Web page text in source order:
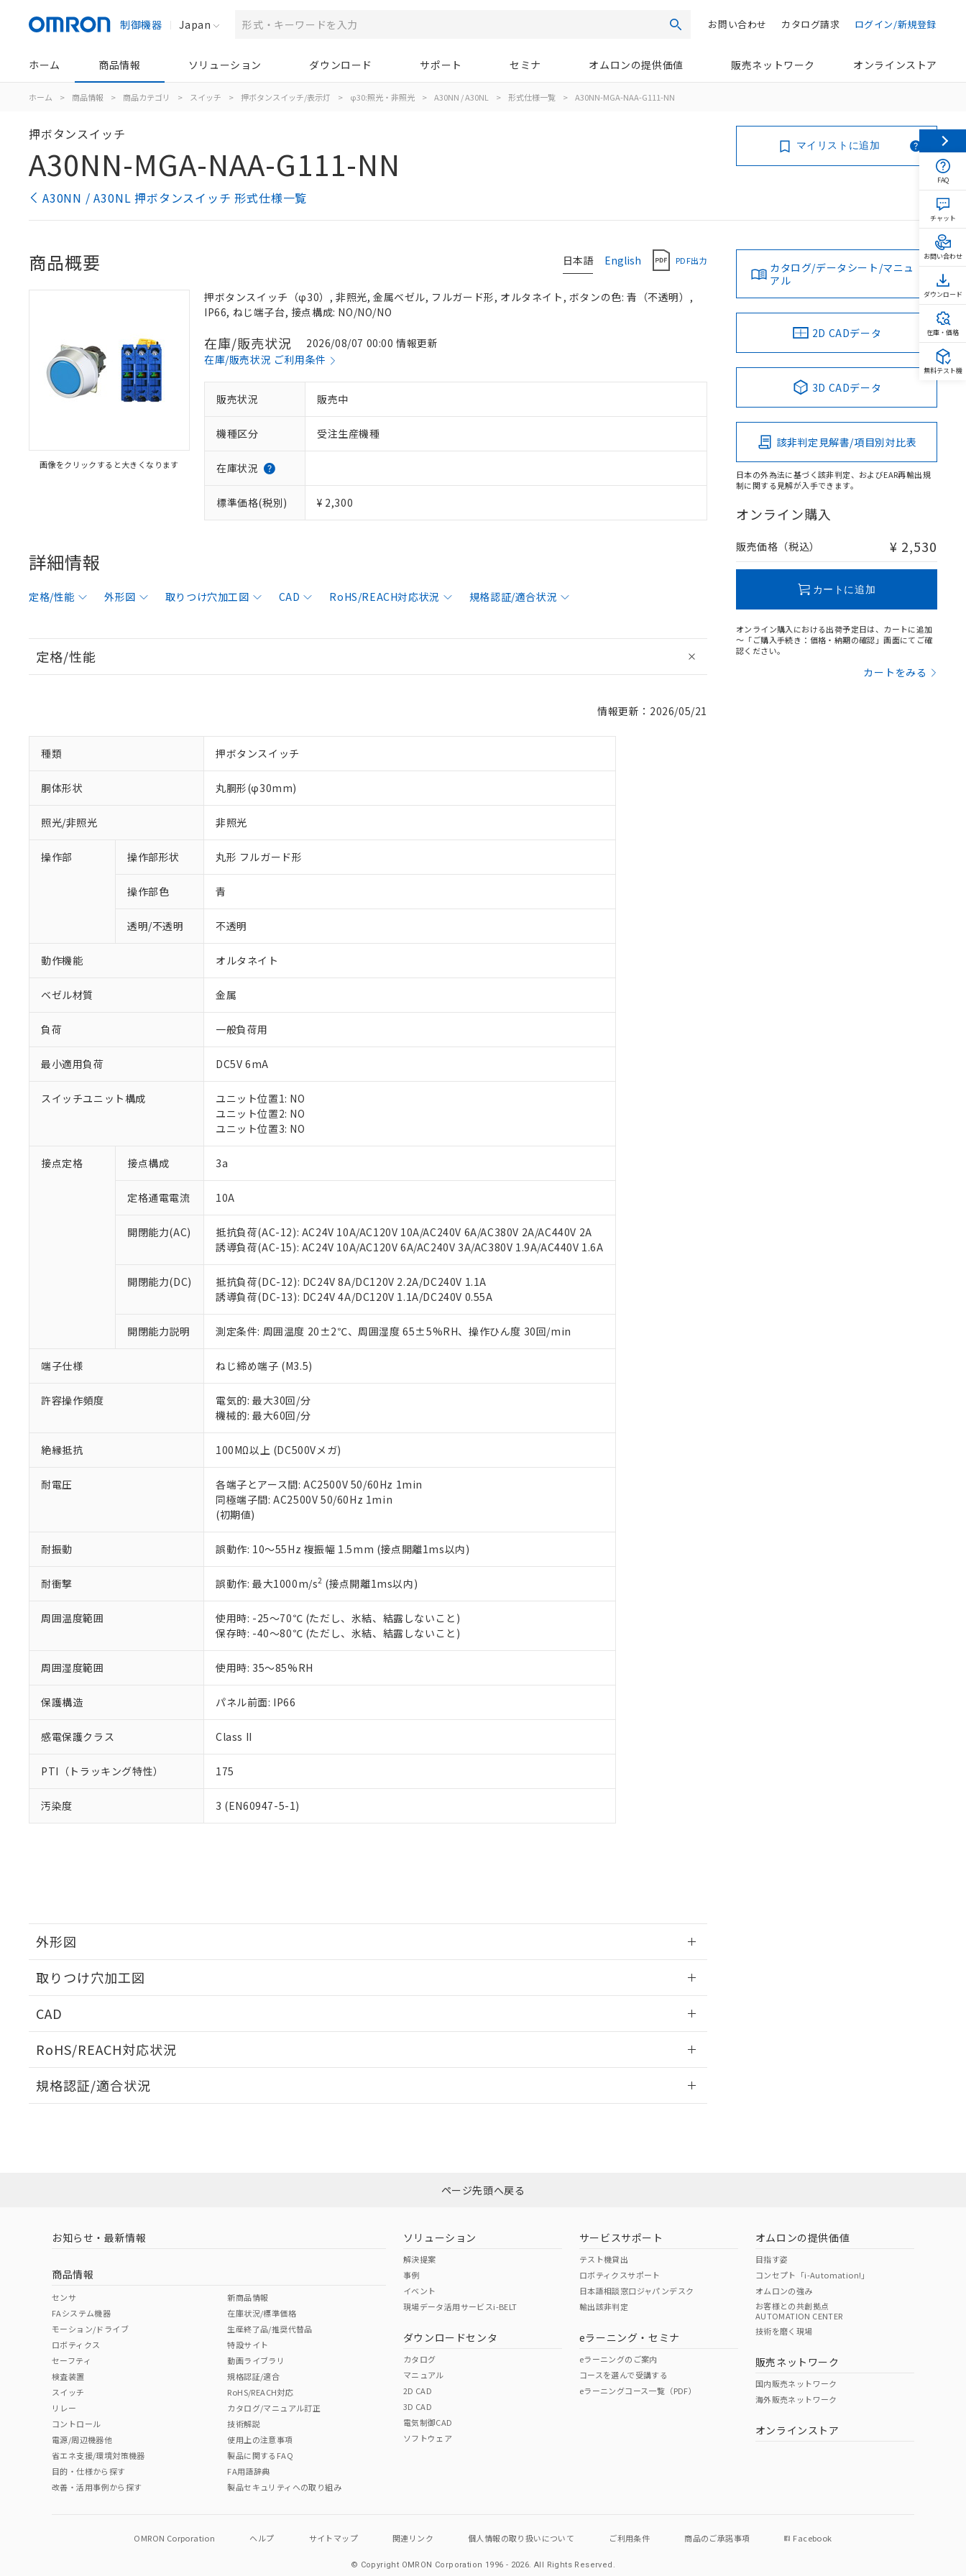
制御機器 Japan 検索 ログイン/新規登録
カタログ請求
お問い合わせ
ホーム 商品情報 ソリューション ダウンロード サポート セミナ オムロンの提供価値 販売ネットワーク オンラインストア
ホーム > 商品情報 > 商品カテゴリ > スイッチ > 押ボタンスイッチ/表示灯 > φ30:照光・非照光 > A30NN / A30NL > 形式仕様一覧 > A30NN-MGA-NAA-G111-NN
押ボタンスイッチ
A30NN-MGA-NAA-G111-NN
A30NN / A30NL 押ボタンスイッチ 形式仕様一覧
マイリストに追加
日本語 English PDF出力
商品概要
画像をクリックすると大きくなります
押ボタンスイッチ（φ30）, 非照光, 金属ベゼル, フルガード形, オルタネイト, ボタンの色: 青（不透明）,
IP66, ねじ端子台, 接点構成: NO/NO/NO
在庫/販売状況
2026/08/07 00:00 情報更新
在庫/販売状況 ご利用条件
販売状況 販売中
機種区分 受注生産機種
在庫状況
標準価格(税別) ¥ 2,300
詳細情報
定格/性能 外形図 取りつけ穴加工図 CAD RoHS/REACH対応状況 規格認証/適合状況
定格/性能
情報更新：2026/05/21
種類 押ボタンスイッチ
胴体形状 丸胴形(φ30mm)
照光/非照光 非照光
操作部 操作部形状 丸形 フルガード形
操作部色 青
透明/不透明 不透明
動作機能 オルタネイト
ベゼル材質 金属
負荷 一般負荷用
最小適用負荷 DC5V 6mA
スイッチユニット構成
ユニット位置1: NO
ユニット位置2: NO
ユニット位置3: NO
接点定格 接点構成 3a
定格通電電流 10A
開閉能力(AC)
抵抗負荷(AC-12): AC24V 10A/AC120V 10A/AC240V 6A/AC380V 2A/AC440V 2A
誘導負荷(AC-15): AC24V 10A/AC120V 6A/AC240V 3A/AC380V 1.9A/AC440V 1.6A
開閉能力(DC)
抵抗負荷(DC-12): DC24V 8A/DC120V 2.2A/DC240V 1.1A
誘導負荷(DC-13): DC24V 4A/DC120V 1.1A/DC240V 0.55A
開閉能力説明 測定条件: 周囲温度 20±2℃、周囲湿度 65±5%RH、操作ひん度 30回/min
端子仕様 ねじ締め端子 (M3.5)
許容操作頻度
電気的: 最大30回/分
機械的: 最大60回/分
絶縁抵抗 100MΩ以上 (DC500Vメガ)
耐電圧
各端子とアース間: AC2500V 50/60Hz 1min
同極端子間: AC2500V 50/60Hz 1min
(初期値)
耐振動 誤動作: 10～55Hz 複振幅 1.5mm (接点開離1ms以内)
耐衝撃 誤動作: 最大1000m/s2 (接点開離1ms以内)
周囲温度範囲
使用時: -25～70℃ (ただし、氷結、結露しないこと)
保存時: -40～80℃ (ただし、氷結、結露しないこと)
周囲湿度範囲 使用時: 35～85%RH
保護構造 パネル前面: IP66
感電保護クラス Class II
PTI（トラッキング特性） 175
汚染度 3 (EN60947-5-1)
外形図
取りつけ穴加工図
CAD
RoHS/REACH対応状況
EU RoHS 注意事項・凡例
ダウンロードはこちら
中国 RoHS 注意事項・凡例
中国 RoHS表
Pb Hg Cr(VI)
O O
"対応済み"や非含有の記載がされた商品であっても、流通在庫等で未対応品が混在する可能性があります。
非含有品が必要な際は、弊社営業部門もしくは販売店へお問い合わせください。
規格認証/適合状況
カタログ/データシート/マニュ
アル
2D CADデータ
3D CADデータ
該非判定見解書/項目別対比表
日本の外為法に基づく該非判定、およびEAR再輸出規
制に関する見解が入手できます。
オンライン購入
販売価格（税込） ¥ 2,530
カートに追加
オンライン購入における出荷予定日は、カートに追加
～「ご購入手続き：価格・納期の確認」画面にてご確
認ください。
カートをみる
以下の条件をお読みいただき、同意のうえご利用ください。
本サービスは、当社制御機器事業取扱商品の当社在庫状況および標準価格(税抜)を提供させていただ
くものです。
当社制御機器事業取扱商品の中には、本サービスの対象外となる商品もあることをご了承ください。
のであり、閲覧された時点での実際の在庫および標準価格とは異なる場合があることをご了承くださ
い。
正式な納期状況および標準価格はお客様のお取引先、またはお客様担当のオムロン制御機器販売店・
当社販売員にご相談ください。
オムロン制御機器販売店や当社販売拠点は「販売ネットワーク
」をご確認ください。
在庫状況および標準価格結果を当社の事前の承諾なく第三者に漏洩または開示しないようお願いしま
マイパーツ機能（部品リスト作成サービス）をご利用いただくには、I-Webメンバーズにご登録され
ている必要があります。
お客様が当ウェブサイト上で当社にご登録された部品リストについて、当社および当社の共同利用者
さい。
※当社の共同利用者とは、"個人情報の共同利用に関して"
の「1.共同利用者の範囲」に記載されて
いる法人を指します。
※1 対応状況
対応済み：EU RoHS指令（10物質）の非含有に対応した製品が提供可能な商品です。
対応予定：EU RoHS指令（10物質）の非含有に対応した製品に切り替える予定のある商品です。
対応予定なし：EU RoHS指令（10物質）の非含有に非対応の商品で、対応品を出す予定はありません。
仕入先様の事情により、非含有部品としていたものが、含有品と判明した場合などやむを得ず変更すること
があります。
*EU RoHS指令（10物質）：
鉛(Pb) 1000ppm以下、 水銀(Hg) 1000ppm以下、 カドミウム(Cd) 100ppm以下、
六価クロム(Cr(Ⅵ)) 1000ppm以下、ポリ臭化ビフェニル類(PBB) 1000ppm以下、ポリ臭化ジフェニルエーテル類(PBDE) 1000ppm以下、
但し、RoHS指令で産業用監視および制御機器に対する適用除外項目は除く。
フタル酸エステル類の４物質については閾値を超える意図的な使用がないことを確認しています。
※2 対応予定月
部品在庫の切り替え状況などにより、予定月が前後することがあります。
※3 非含有証明書ダウンロード
下記の非含有証明書をダウンロードすることができます。
EU RoHS指令（10物質）の非含有証明書
51物質の非含有証明書（当社基準）
※本証明書は発行日時点で非含有を証明するもので、過去に遡って非含有を証明するものではありません。
また、RoHS指令のフタル酸エステル類４物質の対応では、対応完了までの期間は出荷製品に未対応品が
混在することから備考欄に対応日を記載しておりました。
り割愛しております。
※1 中国RoHS○×表
「－」：未確認です。当社販売部門へお問い合わせください。
*中国RoHS10物質の基準値 (GB/T26572)：
Pb(鉛) :1000ppm、 Hg(水銀) : 1000ppm、 Cd(カドミウム) : 100ppm、
Cr(Ⅵ)(六価クロム) : 1000ppm、 PBBs(ポリ臭化ビフェニル類) : 1000ppm、 PBDEs(ポリ臭化ジフェニルエーテル類) : 1000ppm、
DBP(フタル酸ジブチル) : 1000ppm、 DIBP(フタル酸ジイソブチル) : 1000ppm、 BBP(フタル酸ブチルベンジル) : 1000ppm、
DEHP(フタル酸ビス(2-エチルヘキシル)) : 1000ppm
※2 環境保護使用期限
「ｅ」：有害物質（10物質）のすべてが基準値以下であることを示します。
「10」：通常の使用状況下において有害物質が外部に漏えいし、環境に深刻な影響を及ぼさない年数を意
味します。
当社は、これら貴社製品のうち、外国為替および外国貿易法に定める商品（以下｢規制貨物等」とい
う）を輸出または国外への提供する場合は、日本国政府の輸出許可(または役務取引許可)を取得する
当社は規制貨物を破棄する場合は、完全に破砕するなど、違法に輸出されないよう必要な手段を講じ
ます。
当社は貴社製品を、核兵器、ミサイル、化学兵器、生物兵器またはその他武器並びにこれらの製造装
当社は、貴社製品を第三者に販売する場合は、上記1、2および3の内容を当該第三者に通知します。
また当社は、販売先および販売に係わる関係者が違法に輸出するおそれがある場合は、取り引きをい
たしません。
記
号
説明
○ 一定数以上の在庫あり
△ 一定数には満たないが在庫あり
－
在庫なし(最新の在庫状況については、お客様のお取引先、またはお客様担当のオムロン制御
機器販売店・当社販売員にご確認ください)
空
白
受注生産機種、また在庫状況の情報を公開していない機種
ページ先頭へ戻る
お知らせ・最新情報
商品情報
センサ
FAシステム機器
モーション/ドライブ
ロボティクス
セーフティ
検査装置
スイッチ
リレー
コントロール
電源/周辺機器他
省エネ支援/環境対策機器
目的・仕様から探す
改善・活用事例から探す
新商品情報
在庫状況/標準価格
生産終了品/推奨代替品
特設サイト
動画ライブラリ
規格認証/適合
RoHS/REACH対応
カタログ/マニュアル訂正
技術解説
使用上の注意事項
製品に関するFAQ
FA用語辞典
製品セキュリティへの取り組み
ソリューション
解決提案
事例
イベント
現場データ活用サービスi-BELT
ダウンロードセンタ
カタログ
マニュアル
2D CAD
3D CAD
電気制御CAD
ソフトウェア
サービスサポート
テスト機貸出
ロボティクスサポート
日本語相談窓口ジャパンデスク
輸出該非判定
eラーニング・セミナ
eラーニングのご案内
コースを選んで受講する
eラーニングコース一覧（PDF）
オムロンの提供価値
目指す姿
コンセプト「i-Automation!」
オムロンの強み
お客様との共創拠点
AUTOMATION CENTER
技術を磨く現場
販売ネットワーク
国内販売ネットワーク
海外販売ネットワーク
オンラインストア
OMRON Corporation ヘルプ サイトマップ 関連リンク 個人情報の取り扱いについて ご利用条件 商品のご承諾事項 Facebook
© Copyright OMRON Corporation 1996 - 2026.All Rights Reserved.
FAQ
チャット
お問い合わせ
ダウンロード
在庫・価格
無料テスト機